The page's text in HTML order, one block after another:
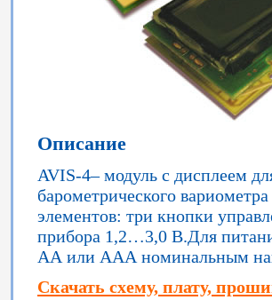
Описание
AVIS-4– модуль c дисплеем
барометрического
элементов: три кнопки
прибора 1,2…3,0 В.Для
АА или ААА номинальным
Скачать схему, плату,